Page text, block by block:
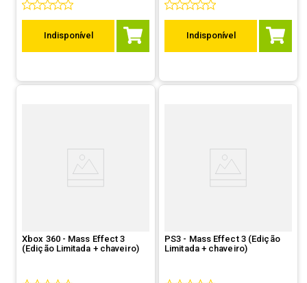
Indisponível Indisponível
Xbox 360 - Mass Effect 3
(Edição Limitada + chaveiro)
PS3 - Mass Effect 3 (Edição
Limitada + chaveiro)